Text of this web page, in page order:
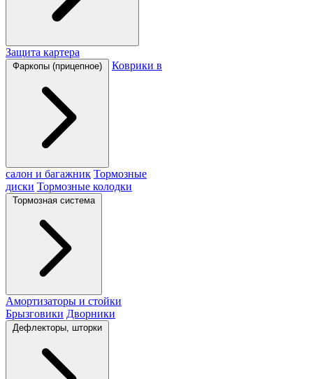
Защита картера
Фаркопы (прицепное) Коврики в
салон и багажник Тормозные
диски Тормозные колодки
Тормозная система
Амортизаторы и стойки
Брызговики Дворники
Дефлекторы, шторки